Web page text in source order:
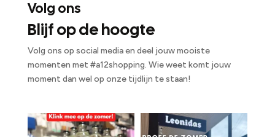
Volg ons
Blijf op de hoogte
Volg ons op social media en deel jouw mooiste
momenten met #a12shopping. Wie weet komt jouw
moment dan wel op onze tijdlijn te staan!